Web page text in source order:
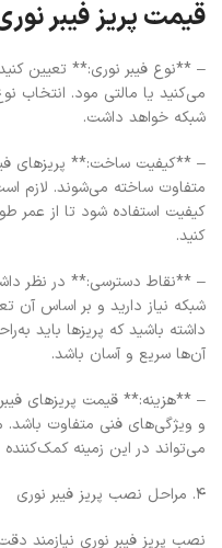
قیمت پریز فیبر
– **نوع فیبر نوری:** تعیین
می‌کنید یا مالتی مود. انتخاب
شبکه خواهد داشت.
– **کیفیت ساخت:** پریزهای
متفاوت ساخته می‌شوند. لازم
کیفیت استفاده شود تا از عمر
کنید.
– **نقاط دسترسی:** در نظر
شبکه نیاز دارید و بر اساس آن
داشته باشید که پریزها باید
آن‌ها سریع و آسان باشد.
– **هزینه:** قیمت پریزهای
و ویژگی‌های فنی متفاوت باشد.
می‌تواند در این زمینه کمک‌کننده
۴. مراحل نصب پریز فیبر نوری
نصب پریز فیبر نوری نیازمند